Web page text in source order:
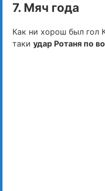
7. Мяч года
Как ни хорош был гол
таки удар Ротаня по